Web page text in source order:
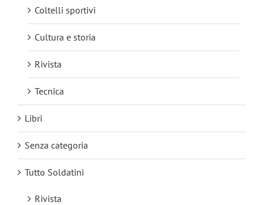
Coltelli sportivi
Cultura e storia
Rivista
Tecnica
Libri
Senza categoria
Tutto Soldatini
Rivista